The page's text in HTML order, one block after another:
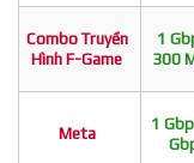
Combo Truyền
Hình F-Game
1
300
Meta
1